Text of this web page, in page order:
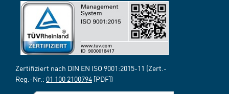
Zertifiziert nach DIN EN ISO 9001:2015-11 (Zert.-
Reg.-Nr.: 01 100 2100794 [PDF])